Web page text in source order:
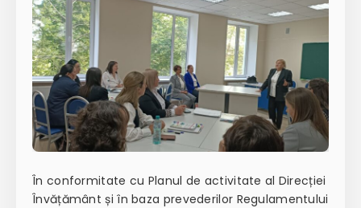
În conformitate cu Planul de activitate al Direcției
Învățământ și în baza prevederilor Regulamentului